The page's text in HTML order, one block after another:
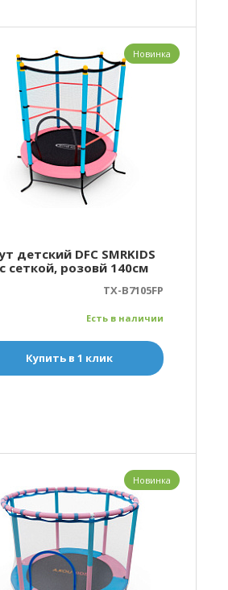
детский DFC SMRKIDS
сеткой, розовй 140см
TX-B7105FP
Есть в наличии
Купить в 1 клик
Новинка
Новинка